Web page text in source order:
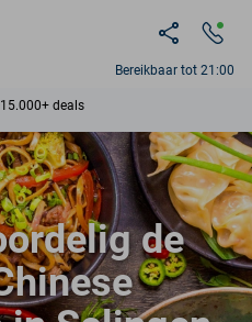
Bereikbaar tot 21:00
beschikbaar
leden
9,4
deals
de